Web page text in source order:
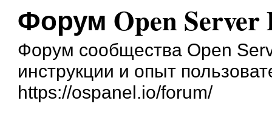
Форум Open Server
Форум сообщества Open
инструкции и опыт
https://ospanel.io/forum/